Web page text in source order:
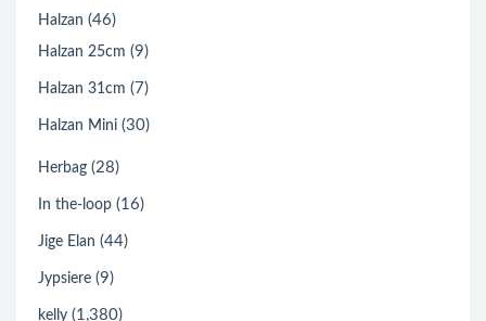
Halzan (46)
Halzan 25cm (9)
Halzan 31cm (7)
Halzan Mini (30)
Herbag (28)
In the-loop (16)
Jige Elan (44)
Jypsiere (9)
kelly (1,380)